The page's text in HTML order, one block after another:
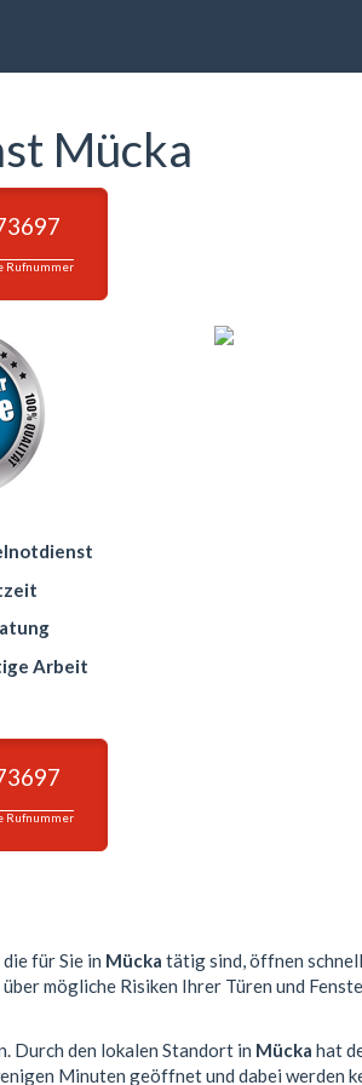
Mücka
Rufnummer
Arbeit
Rufnummer
für Sie in Mücka tätig sind, öffnen
mögliche Risiken Ihrer Türen und
Durch den lokalen Standort in Mücka hat
Minuten geöffnet und dabei werden